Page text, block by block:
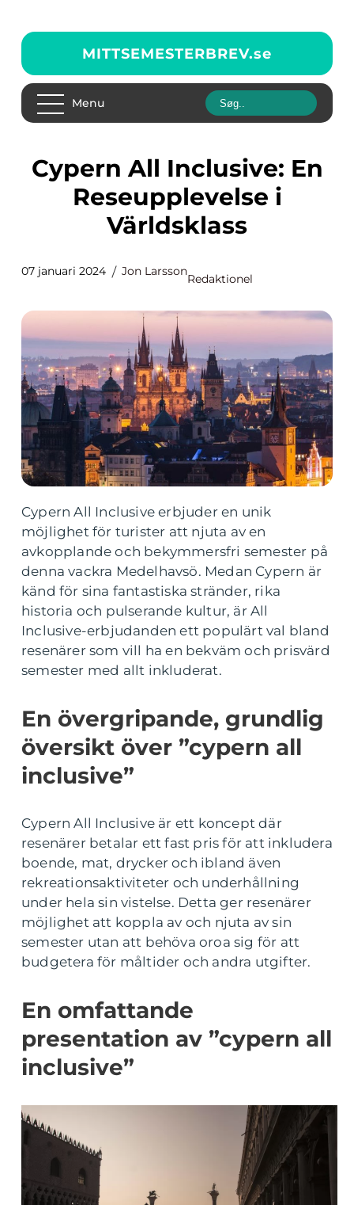
MITTSEMESTERBREV.se
Menu
Cypern All Inclusive: En
Reseupplevelse i
Världsklass
07 januari 2024 Jon Larsson
Redaktionel
Cypern All Inclusive erbjuder en unik
möjlighet för turister att njuta av en
avkopplande och bekymmersfri semester på
denna vackra Medelhavsö. Medan Cypern är
känd för sina fantastiska stränder, rika
historia och pulserande kultur, är All
Inclusive-erbjudanden ett populärt val bland
resenärer som vill ha en bekväm och prisvärd
semester med allt inkluderat.
En övergripande, grundlig
översikt över ”cypern all
inclusive”
Cypern All Inclusive är ett koncept där
resenärer betalar ett fast pris för att inkludera
boende, mat, drycker och ibland även
rekreationsaktiviteter och underhållning
under hela sin vistelse. Detta ger resenärer
möjlighet att koppla av och njuta av sin
semester utan att behöva oroa sig för att
budgetera för måltider och andra utgifter.
En omfattande
presentation av ”cypern all
inclusive”